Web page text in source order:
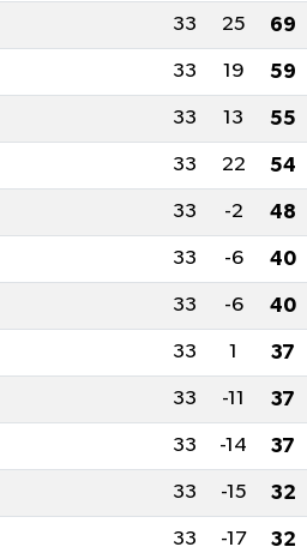
33 25 69
33 19 59
33 13 55
33 22 54
33 -2 48
33 -6 40
33 -6 40
33 1 37
33 -11 37
33 -14 37
33 -15 32
33 -17 32